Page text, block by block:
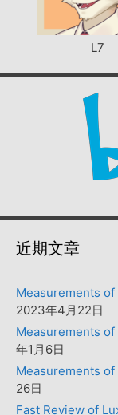
L7
近期文章
Measurements of
2023年4月22日
Measurements of
年1月6日
Measurements of
26日
Fast Review of